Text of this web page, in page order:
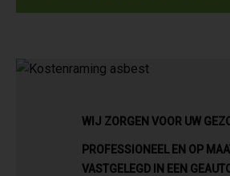
WIJ ZORGEN VOOR UW
PROFESSIONEEL EN OP
VASTGELEGD IN EEN